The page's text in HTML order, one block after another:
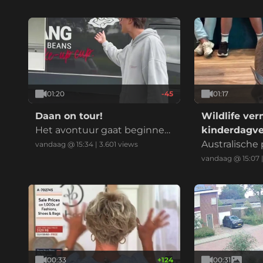
01:20 -45
Daan on tour!
Het avontuur gaat beginne
n!
vandaag @ 15:34 | 3.601 views
01:17
Wildlife
Australische
n toch wel de
nder!
vandaag @ 15:07|
00:33 +124 00:31